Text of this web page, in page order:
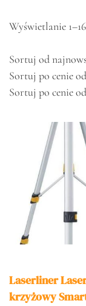
Wyświetlanie
Sortuj od
Sortuj po cenie
Sortuj po cenie
Laserliner
krzyżowy